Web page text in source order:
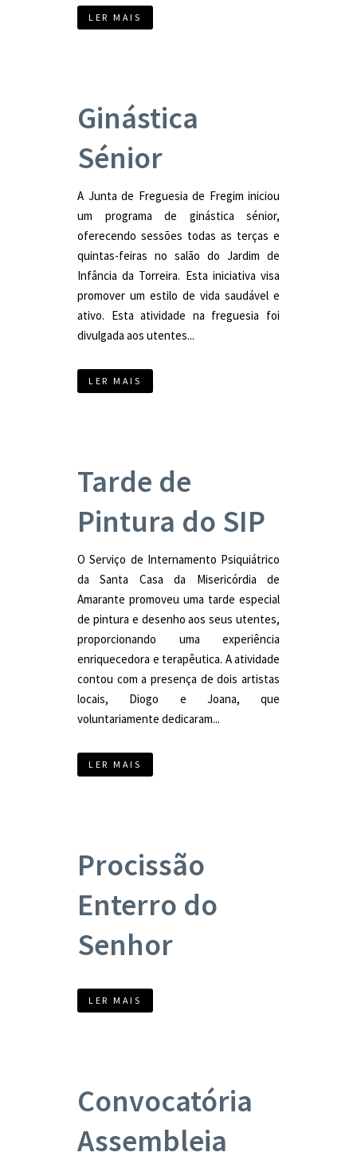
LER MAIS
Ginástica
Sénior
A Junta de Freguesia de Fregim iniciou
um programa de ginástica sénior,
oferecendo sessões todas as terças e
quintas-feiras no salão do Jardim de
Infância da Torreira. Esta iniciativa visa
promover um estilo de vida saudável e
ativo. Esta atividade na freguesia foi
divulgada aos utentes...
LER MAIS
Tarde de
Pintura do SIP
O Serviço de Internamento Psiquiátrico
da Santa Casa da Misericórdia de
Amarante promoveu uma tarde especial
de pintura e desenho aos seus utentes,
proporcionando uma experiência
enriquecedora e terapêutica. A atividade
contou com a presença de dois artistas
locais, Diogo e Joana, que
voluntariamente dedicaram...
LER MAIS
Procissão
Enterro do
Senhor
LER MAIS
Convocatória
Assembleia